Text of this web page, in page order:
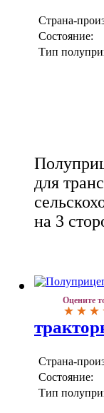
Страна-
Состояние:
Тип
для
на 3
Оцените
Страна-
Состояние:
Тип